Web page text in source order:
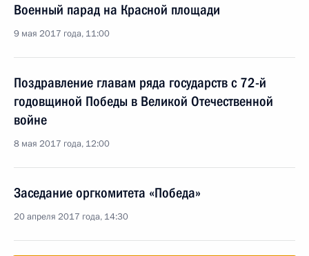
Военный парад на Красной площади
9 мая 2017 года, 11:00
Поздравление главам ряда государств с 72-й
годовщиной Победы в Великой Отечественной
войне
8 мая 2017 года, 12:00
Заседание оргкомитета «Победа»
20 апреля 2017 года, 14:30